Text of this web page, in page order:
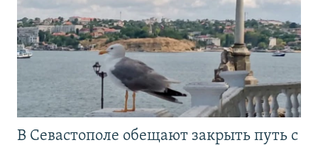
В Севастополе обещают закрыть путь с